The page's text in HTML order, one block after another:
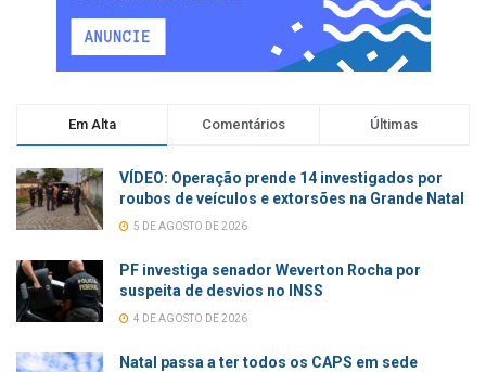
Em Alta Comentários Últimas
VÍDEO: Operação prende 14 investigados por
roubos de veículos e extorsões na Grande Natal
5 DE AGOSTO DE 2026
PF investiga senador Weverton Rocha por
suspeita de desvios no INSS
4 DE AGOSTO DE 2026
Natal passa a ter todos os CAPS em sede